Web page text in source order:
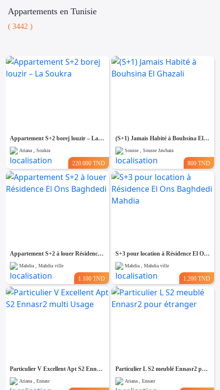
Appartements en Tunisie
( 3442 )
Appartement S+2 borej louzir – La Soukra
Ariana , Soukra
220.000 TND
(S+1) Jamais Habité à Bouhsina El Ghazali
Sousse , Sousse Jawhara
800 TND
Appartement S+2 à louer Résidence El Ons Baghdedi
Mahdia , Mahdia ville
1.100 TND
S+3 pour location à Résidence El Ons Baghdedi Mahdia
Mahdia , Mahdia ville
1.200 TND
Particulier V Excellent Apt S2 Ennasr2 multi Usage
Ariana , Ennasr
Particulier L S2 meublé Ennasr2 pour étranger
Ariana , Ennasr